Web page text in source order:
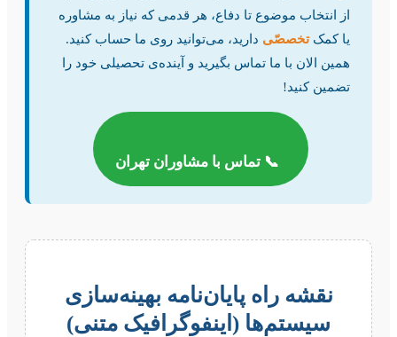
از انتخاب موضوع تا دفاع، هر قدمی که نیاز به مشاوره
یا کمکتخصصّی دارید، می‌توانید روی ما حساب کنید.
همین الان با ما تماس بگیرید و آینده‌ی تحصیلی خود را
تضمین کنید!
📞 تماس با مشاوران تهران
نقشه راه پایان‌نامه بهینه‌سازی
سیستم‌ها (اینفوگرافیک متنی)